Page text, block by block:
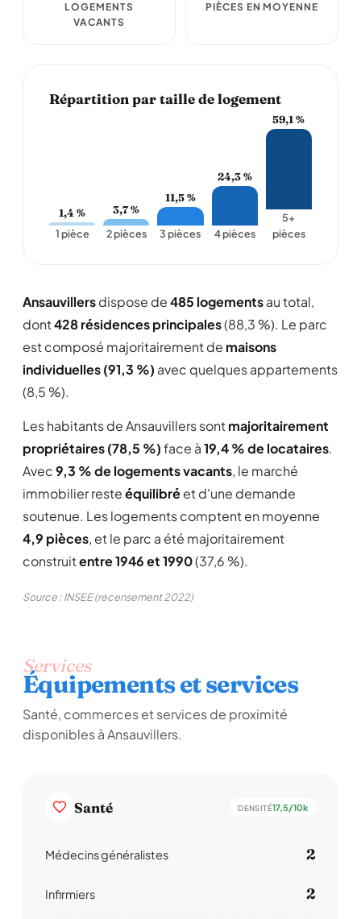
LOGEMENTS
VACANTS
PIÈCES EN MOYENNE
Répartition par taille de logement
1,4 %
1 pièce
3,7 %
2 pièces
11,5 %
3 pièces
24,3 %
4 pièces
59,1 %
5+
pièces
Ansauvillersdispose de485 logementsau total,
dont428 résidences principales(88,3 %). Le parc
est composé majoritairement de maisons
individuelles (91,3 %) avec quelques appartements
(8,5 %).
Les habitants de Ansauvillers sontmajoritairement
propriétaires (78,5 %)face à19,4 % de locataires.
Avec9,3 % de logements vacants, le marché
immobilier resteéquilibréet d'une demande
soutenue. Les logements comptent en moyenne
4,9 pièces, et le parc a été majoritairement
construitentre 1946 et 1990(37,6 %).
Source : INSEE (recensement 2022)
Services
Équipements et services
Santé, commerces et services de proximité
disponibles à Ansauvillers.
Santé DENSITÉ17,5/10k
Médecins généralistes 2
Infirmiers 2